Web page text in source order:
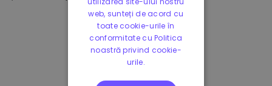
web, sunteți de acord cu
toate cookie-urile în
conformitate cu Politica
noastră privind cookie-
urile.